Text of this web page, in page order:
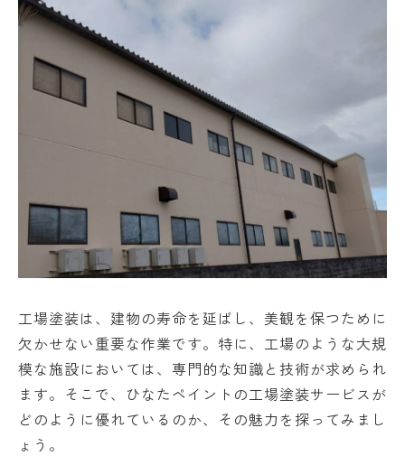
工場塗装は、建物の寿命を延ばし、美観を保つために
欠かせない重要な作業です。特に、工場のような大規
模な施設においては、専門的な知識と技術が求められ
ます。そこで、ひなたペイントの工場塗装サービスが
どのように優れているのか、その魅力を探ってみまし
ょう。